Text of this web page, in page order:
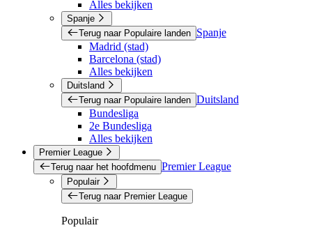
Alles bekijken
Spanje
Terug naar Populaire landen
Spanje
Madrid (stad)
Barcelona (stad)
Alles bekijken
Duitsland
Terug naar Populaire landen Duitsland
Bundesliga
2e Bundesliga
Alles bekijken
Premier League
Terug naar het hoofdmenu Premier League
Populair
Terug naar Premier League
Populair